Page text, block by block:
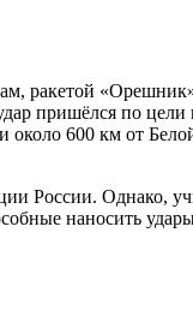
ракетой
пришёлся по цели
600 км от
России. Однако,
наносить